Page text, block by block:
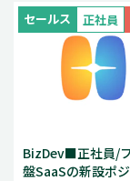
セールス 正社員
BizDev■正社員/
盤SaaSの新設ポ